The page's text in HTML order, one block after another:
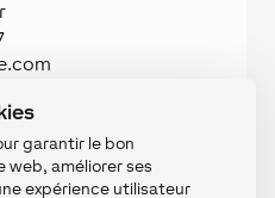
garantir le bon
améliorer ses
expérience utilisateur